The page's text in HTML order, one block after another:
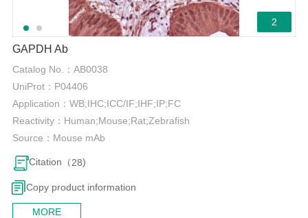
2
GAPDH Ab
Catalog No.： AB0038
UniProt： P04406
Application： WB;IHC;ICC/IF;IHF;IP;FC
Reactivity： Human;Mouse;Rat;Zebrafish
Source： Mouse mAb
Citation（28)
Copy product information
MORE